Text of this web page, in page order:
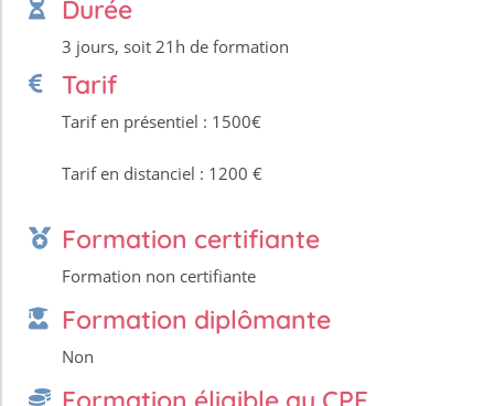
Durée
3 jours, soit 21h de formation
Tarif
Tarif en présentiel : 1500€
Tarif en distanciel : 1200 €
Formation certifiante
Formation non certifiante
Formation diplômante
Non
Formation éligible au CPF